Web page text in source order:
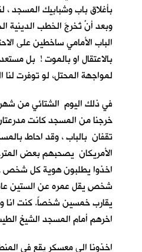
بأغلاق باب وشبابيك المسجد ،
وبعد أنْ تُخرجَ الخطب الدينية
الباب الأمامي ساخطين على
بالاعتقال او بالموت ! بل
لمواجهة المحتل، لو توفرت
خرجنا من المسجد كانت
تقفان بالباب ، وقد احاط
الأمريكان يصحبهم بعض
اخذوا يطلبون هوية كل شخص
شخصٍ يقل عمره عن الستين
يقارب خمسين شخصاً. كنت انا
اخرهم أمام المسجد الشيخ
اخذونا الى معسكر يقع في